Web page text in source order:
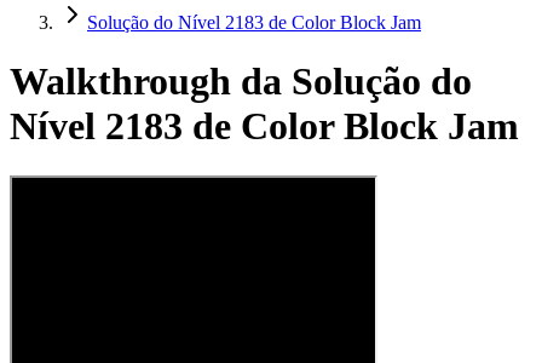
Solução do Nível 2183 de Color Block Jam
Walkthrough da Solução do
Nível 2183 de Color Block Jam